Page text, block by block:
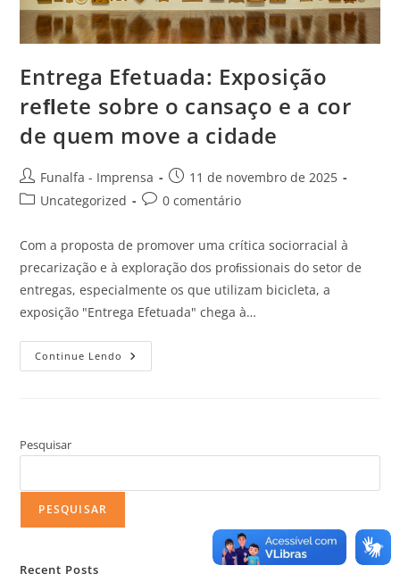
Entrega Efetuada: Exposição
reﬂete sobre o cansaço e a cor
de quem move a cidade
Funalfa - Imprensa
11 de novembro de 2025
Uncategorized
0 comentário
Com a proposta de promover uma crítica sociorracial à
precarização e à exploração dos proﬁssionais do setor de
entregas, especialmente os que utilizam bicicleta, a
exposição "Entrega Efetuada" chega à…
Continue Lendo
Pesquisar
PESQUISAR
Recent Posts